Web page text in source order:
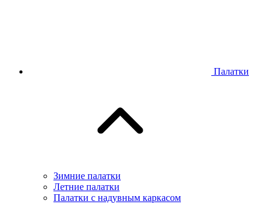
Палатки
Зимние палатки
Летние палатки
Палатки с надувным каркасом